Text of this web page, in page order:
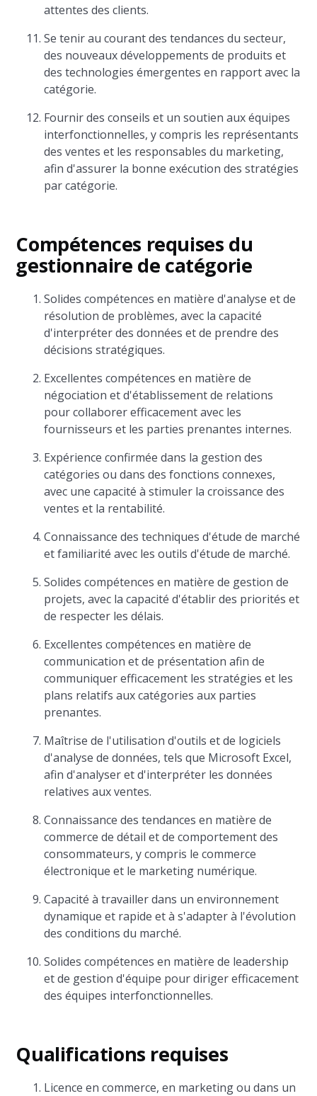
attentes des clients.
Se tenir au courant des tendances du secteur,
des nouveaux développements de produits et
des technologies émergentes en rapport avec la
catégorie.
Fournir des conseils et un soutien aux équipes
interfonctionnelles, y compris les représentants
des ventes et les responsables du marketing,
afin d'assurer la bonne exécution des stratégies
par catégorie.
Compétences requises du
gestionnaire de catégorie
Solides compétences en matière d'analyse et de
résolution de problèmes, avec la capacité
d'interpréter des données et de prendre des
décisions stratégiques.
Excellentes compétences en matière de
négociation et d'établissement de relations
pour collaborer efficacement avec les
fournisseurs et les parties prenantes internes.
Expérience confirmée dans la gestion des
catégories ou dans des fonctions connexes,
avec une capacité à stimuler la croissance des
ventes et la rentabilité.
Connaissance des techniques d'étude de marché
et familiarité avec les outils d'étude de marché.
Solides compétences en matière de gestion de
projets, avec la capacité d'établir des priorités et
de respecter les délais.
Excellentes compétences en matière de
communication et de présentation afin de
communiquer efficacement les stratégies et les
plans relatifs aux catégories aux parties
prenantes.
Maîtrise de l'utilisation d'outils et de logiciels
d'analyse de données, tels que Microsoft Excel,
afin d'analyser et d'interpréter les données
relatives aux ventes.
Connaissance des tendances en matière de
commerce de détail et de comportement des
consommateurs, y compris le commerce
électronique et le marketing numérique.
Capacité à travailler dans un environnement
dynamique et rapide et à s'adapter à l'évolution
des conditions du marché.
Solides compétences en matière de leadership
et de gestion d'équipe pour diriger efficacement
des équipes interfonctionnelles.
Qualifications requises
Licence en commerce, en marketing ou dans un